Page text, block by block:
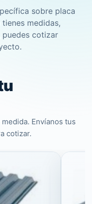
sobre placa
medidas,
cotizar
Envíanos tus
cotizar.